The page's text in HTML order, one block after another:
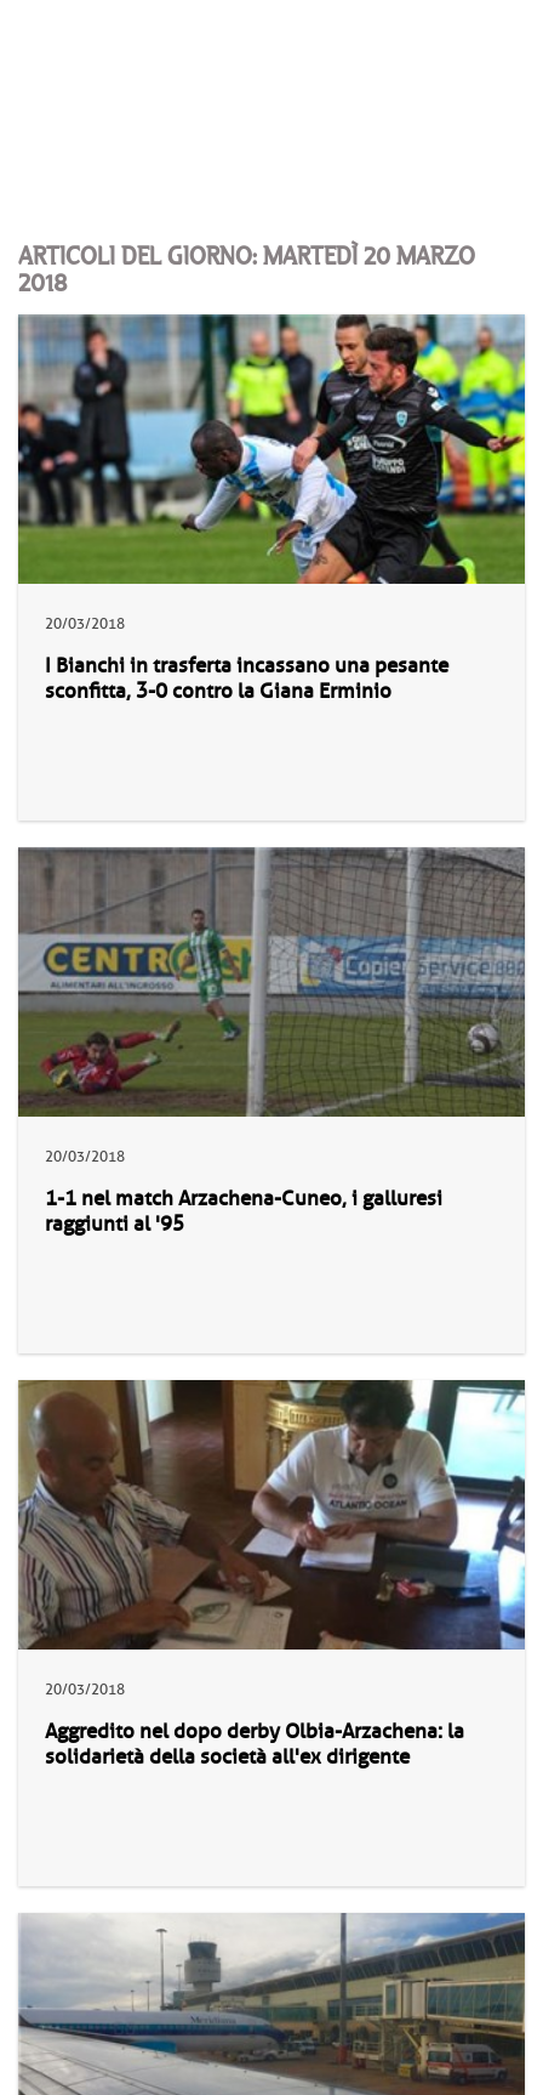
ARTICOLI DEL GIORNO: MARTEDÌ 20 MARZO
2018
20/03/2018
I Bianchi in trasferta incassano una pesante
sconfitta, 3-0 contro la Giana Erminio
20/03/2018
1-1 nel match Arzachena-Cuneo, i galluresi
raggiunti al '95
20/03/2018
Aggredito nel dopo derby Olbia-Arzachena: la
solidarietà della società all'ex dirigente